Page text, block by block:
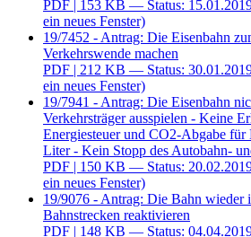
PDF | 153 KB — Status:
ein neues Fenster)
19/7452 - Antrag: Die Eisenbahn
Verkehrswende machen
PDF | 212 KB — Status:
ein neues Fenster)
19/7941 - Antrag: Die Eisenbahn
Verkehrsträger ausspielen - Keine
Energiesteuer und CO2-Abgabe für
Liter - Kein Stopp des Autobahn-
PDF | 150 KB — Status:
ein neues Fenster)
19/9076 - Antrag: Die Bahn wieder
Bahnstrecken reaktivieren
PDF | 148 KB — Status: